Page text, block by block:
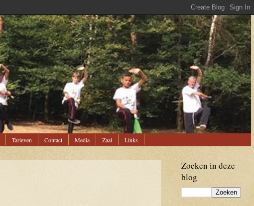
Tarieven Contact Media Zaal Links
Zoeken in deze
blog